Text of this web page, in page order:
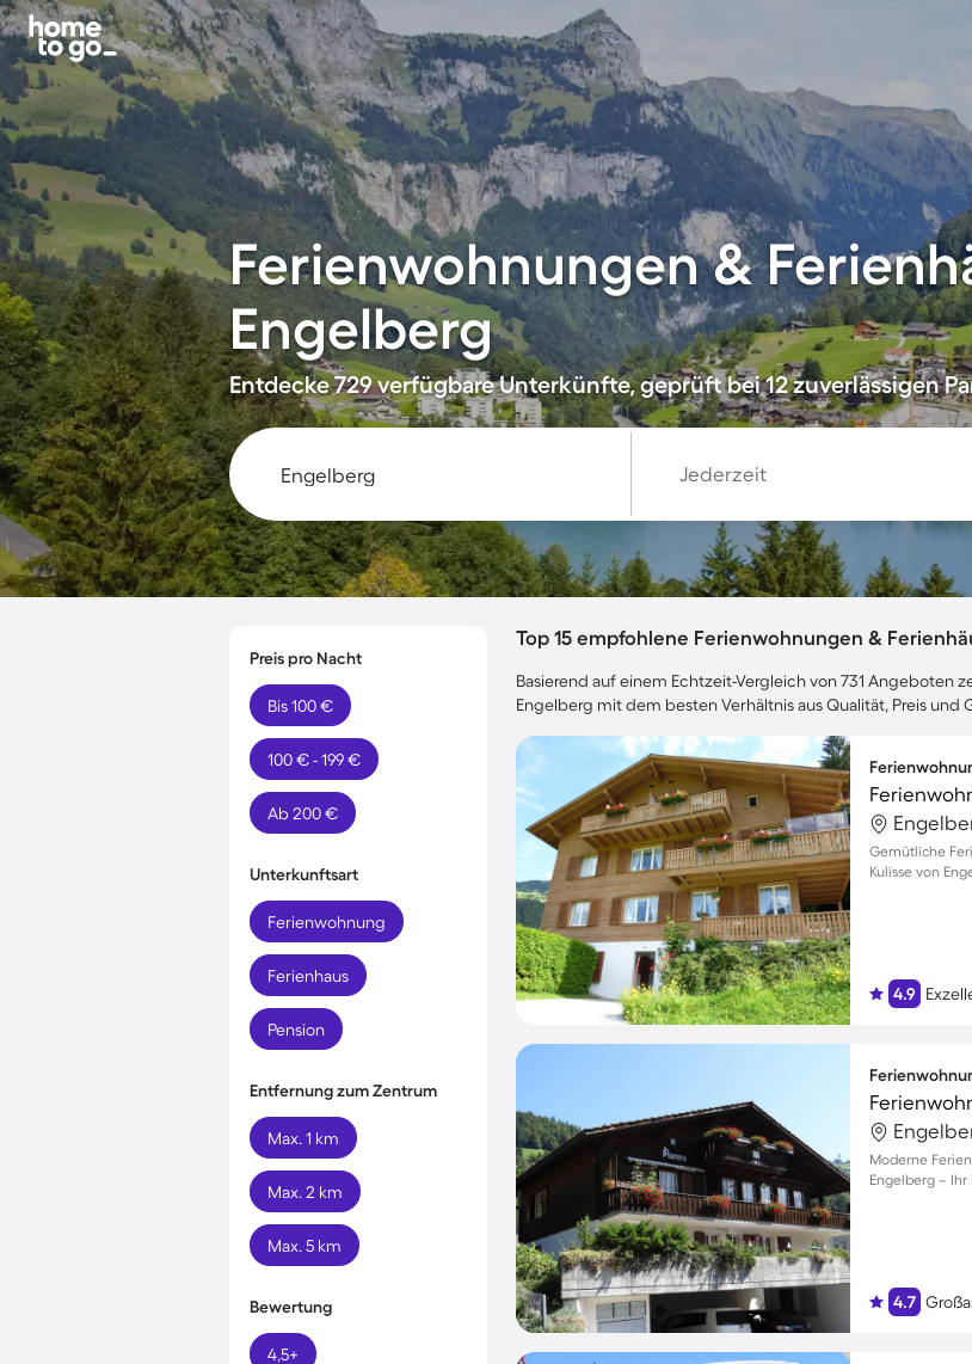
Ferienwohnungen &
Engelberg
Entdecke 729 verfügbare Unterkünfte, geprüft bei 12 zuverlässigen
Jederzeit
Preis pro Nacht
Bis 100 €
100 € - 199 €
Ab 200 €
Unterkunftsart
Ferienwohnung
Ferienhaus
Pension
Entfernung zum Zentrum
Max. 1 km
Max. 2 km
Max. 5 km
Bewertung
4,5+
Top 15 empfohlene Ferienwohnungen &
Basierend auf einem Echtzeit-Vergleich von 731 Angeboten
Engelberg mit dem besten Verhältnis aus Qualität, Preis und
Gemütliche
Kulisse von
4.9
Moderne
Engelberg – Ihr
4.7